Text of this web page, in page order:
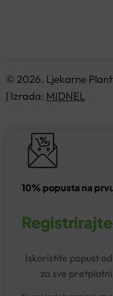
© 2026. Ljekarne
| Izrada: MIDNEL
10% popusta na
Iskoristite popust
za sve